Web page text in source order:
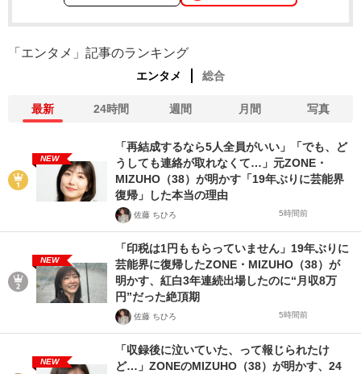
「エンタメ」記事のランキング
エンタメ 総合
最新 24時間 週間 月間 写真
NEW
「再結成するなら5人全員がいい」「でも、ど
うしても連絡が取れなくて…」元ZONE・
MIZUHO（38）が明かす「19年ぶりに芸能界
復帰」した本当の理由
佐藤 ちひろ 5時間前
NEW
「印税は1円ももらっていません」19年ぶりに
芸能界に復帰したZONE・MIZUHO（38）が
明かす、紅白3年連続出場したのに“月収8万
円”だった絶頂期
佐藤 ちひろ 5時間前
NEW
「収録後に泣いていた、って報じられたけ
ど…」ZONEのMIZUHO（38）が明かす、24